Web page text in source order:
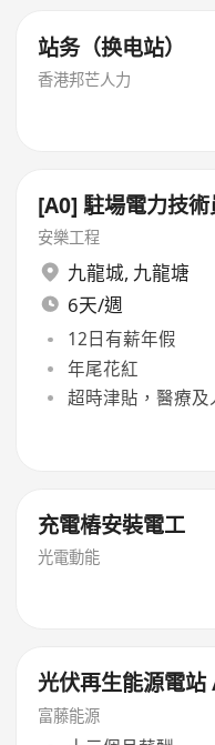
站务（换电站）
香港邦芒人力
[A0] 駐場電力技
安樂工程
九龍城, 九龍塘
6天/週
12日有薪年假
年尾花紅
超時津貼，醫療
充電樁安裝電工
光電動能
光伏再生能源電
富藤能源